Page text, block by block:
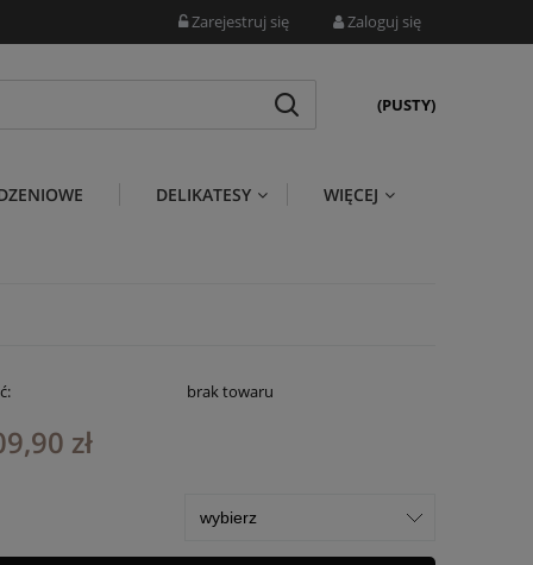
Zarejestruj się Zaloguj się
(PUSTY)
DELIKATESY WIĘCEJ
brak towaru
zł